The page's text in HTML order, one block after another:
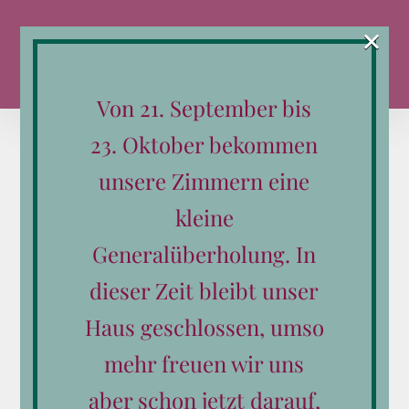
Inhalt
Sortieren nach Name
Zeige 12 Produkte
Von 21. September bis
23. Oktober bekommen
unsere Zimmern eine
kleine
Generalüberholung. In
dieser Zeit bleibt unser
Haus geschlossen, umso
mehr freuen wir uns
aber schon jetzt darauf,
×